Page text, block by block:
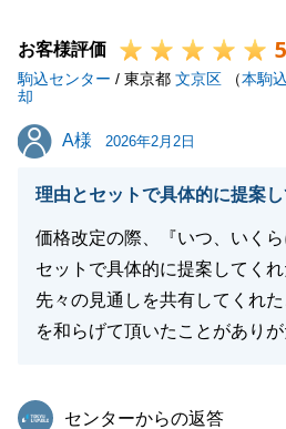
お客様評価 5
駒込センター / 東京都 文京区 （本駒
却
A様
A様 2026年2月2日
理由とセットで具体的に提案
価格改定の際、『いつ、いく
セットで具体的に提案してくれ
先々の見通しを共有してくれ
を和らげて頂いたことがありが
東急リバブル
センターからの返答